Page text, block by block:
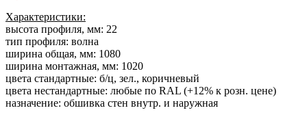
Характеристики:
высота профиля, мм: 22
тип профиля: волна
ширина общая, мм: 1080
ширина монтажная, мм: 1020
цвета стандартные: б/ц, зел., коричневый
цвета нестандартные: любые по RAL (+12% к розн. цене)
назначение: обшивка стен внутр. и наружная